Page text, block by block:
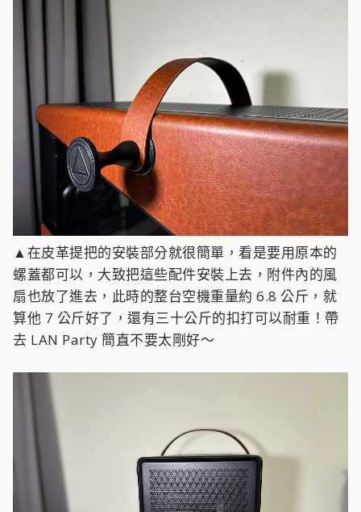
▲在皮革提把的安裝部分就很簡單，看是要用原本的
螺蓋都可以，大致把這些配件安裝上去，附件內的風
扇也放了進去，此時的整台空機重量約 6.8 公斤，就
算他 7 公斤好了，還有三十公斤的扣打可以耐重！帶
去 LAN Party 簡直不要太剛好～